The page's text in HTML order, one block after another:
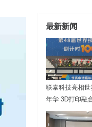
最新新闻
联泰科技亮相
年华 3D打印融
技能魅力